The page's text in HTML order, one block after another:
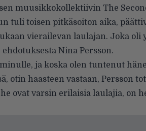
muusikkokollektiivin The
tuli toisen pitkäsoiton aika,
vierailevan laulajan. Joka oli
ehdotuksesta Nina Persson.
ja koska olen tuntenut
otin haasteen vastaan, Persson
ovat varsin erilaisia laulajia, on